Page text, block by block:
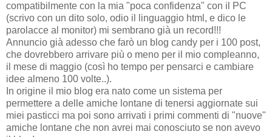
compatibilmente con la mia "poca confidenza" con il PC
(scrivo con un dito solo, odio il linguaggio html, e dico le
parolacce al monitor) mi sembrano già un record!!!
Annuncio già adesso che farò un blog candy per i 100 post,
che dovrebbero arrivare più o meno per il mio compleanno,
il mese di maggio (così ho tempo per pensarci e cambiare
idee almeno 100 volte..).
In origine il mio blog era nato come un sistema per
permettere a delle amiche lontane di tenersi aggiornate sui
miei pasticci ma poi sono arrivati i primi commenti di "nuove"
amiche lontane che non avrei mai conosciuto se non avevo